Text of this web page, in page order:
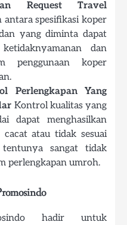
Request Travel
antara spesifikasi koper
yang diminta dapat
dan
penggunaan koper
Perlengkapan Yang
Kontrol kualitas yang
dapat menghasilkan
atau tidak sesuai
sangat tidak
perlengkapan umroh.
hadir untuk